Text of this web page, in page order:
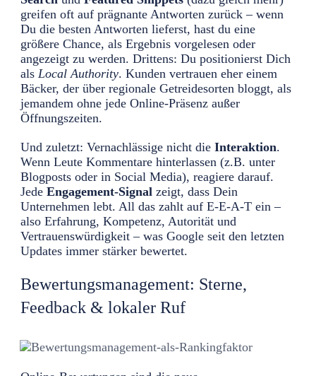
greifen oft auf prägnante Antworten zurück – wenn
Du die besten Antworten lieferst, hast du eine
größere Chance, als Ergebnis vorgelesen oder
angezeigt zu werden. Drittens: Du positionierst Dich
als Local Authority. Kunden vertrauen eher einem
Bäcker, der über regionale Getreidesorten bloggt, als
jemandem ohne jede Online-Präsenz außer
Öffnungszeiten.
Und zuletzt: Vernachlässige nicht die Interaktion.
Wenn Leute Kommentare hinterlassen (z.B. unter
Blogposts oder in Social Media), reagiere darauf.
Jede Engagement-Signal zeigt, dass Dein
Unternehmen lebt. All das zahlt auf E-E-A-T ein –
also Erfahrung, Kompetenz, Autorität und
Vertrauenswürdigkeit – was Google seit den letzten
Updates immer stärker bewertet.
Bewertungsmanagement: Sterne,
Feedback & lokaler Ruf